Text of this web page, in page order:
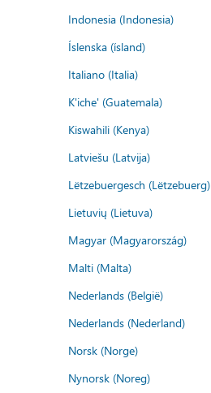
Indonesia (Indonesia)
Íslenska (ísland)
Italiano (Italia)
K'iche' (Guatemala)
Kiswahili (Kenya)
Latviešu (Latvija)
Lëtzebuergesch (Lëtzebuerg)
Lietuvių (Lietuva)
Magyar (Magyarország)
Malti (Malta)
Nederlands (België)
Nederlands (Nederland)
Norsk (Norge)
Nynorsk (Noreg)